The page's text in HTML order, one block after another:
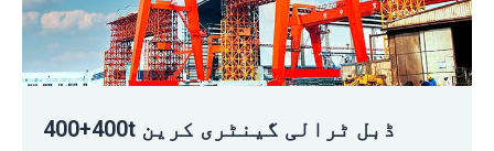
400+400t ڈبل ٹرالی گینٹری کرین